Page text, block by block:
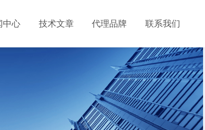
中心 技术文章 代理品牌 联系我们